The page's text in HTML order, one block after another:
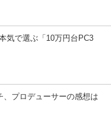
気で選ぶ「10万円台PC3
、プロデューサーの感想は